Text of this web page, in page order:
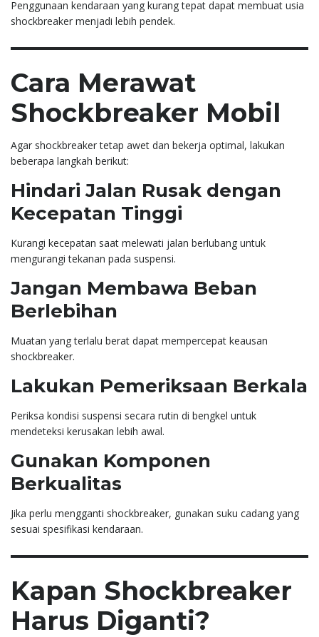
Penggunaan kendaraan yang kurang tepat dapat membuat usia
shockbreaker menjadi lebih pendek.
Cara Merawat
Shockbreaker Mobil
Agar shockbreaker tetap awet dan bekerja optimal, lakukan
beberapa langkah berikut:
Hindari Jalan Rusak dengan
Kecepatan Tinggi
Kurangi kecepatan saat melewati jalan berlubang untuk
mengurangi tekanan pada suspensi.
Jangan Membawa Beban
Berlebihan
Muatan yang terlalu berat dapat mempercepat keausan
shockbreaker.
Lakukan Pemeriksaan Berkala
Periksa kondisi suspensi secara rutin di bengkel untuk
mendeteksi kerusakan lebih awal.
Gunakan Komponen
Berkualitas
Jika perlu mengganti shockbreaker, gunakan suku cadang yang
sesuai spesifikasi kendaraan.
Kapan Shockbreaker
Harus Diganti?